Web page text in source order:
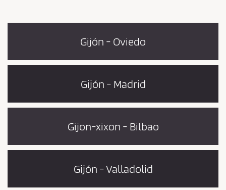
Gijón - Oviedo
Gijón - Madrid
Gijon-xixon - Bilbao
Gijón - Valladolid